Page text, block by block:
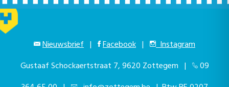
Nieuwsbrief | Facebook |
Instagram
Gustaaf Schockaertstraat 7, 9620 Zottegem |
09